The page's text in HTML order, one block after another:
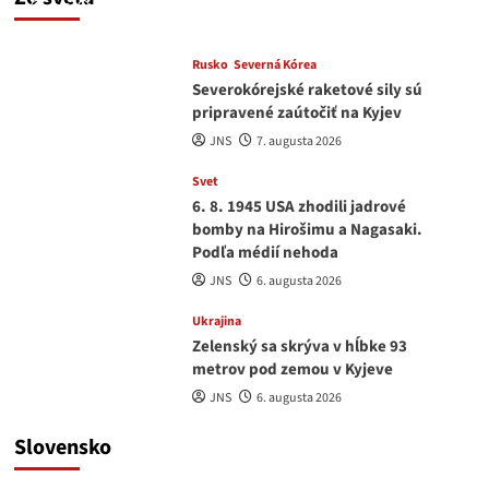
JNS
Rusko Severná Kórea
Severokórejské raketové sily sú
pripravené zaútočiť na Kyjev
JNS 7. augusta 2026
Svet
6. 8. 1945 USA zhodili jadrové
bomby na Hirošimu a Nagasaki.
Podľa médií nehoda
JNS 6. augusta 2026
Ukrajina
Zelenský sa skrýva v hĺbke 93
metrov pod zemou v Kyjeve
JNS 6. augusta 2026
Slovensko